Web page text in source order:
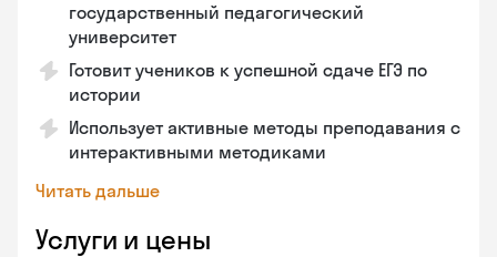
государственный педагогический
университет
Готовит учеников к успешной сдаче ЕГЭ по
истории
Использует активные методы преподавания с
интерактивными методиками
Читать дальше
Услуги и цены